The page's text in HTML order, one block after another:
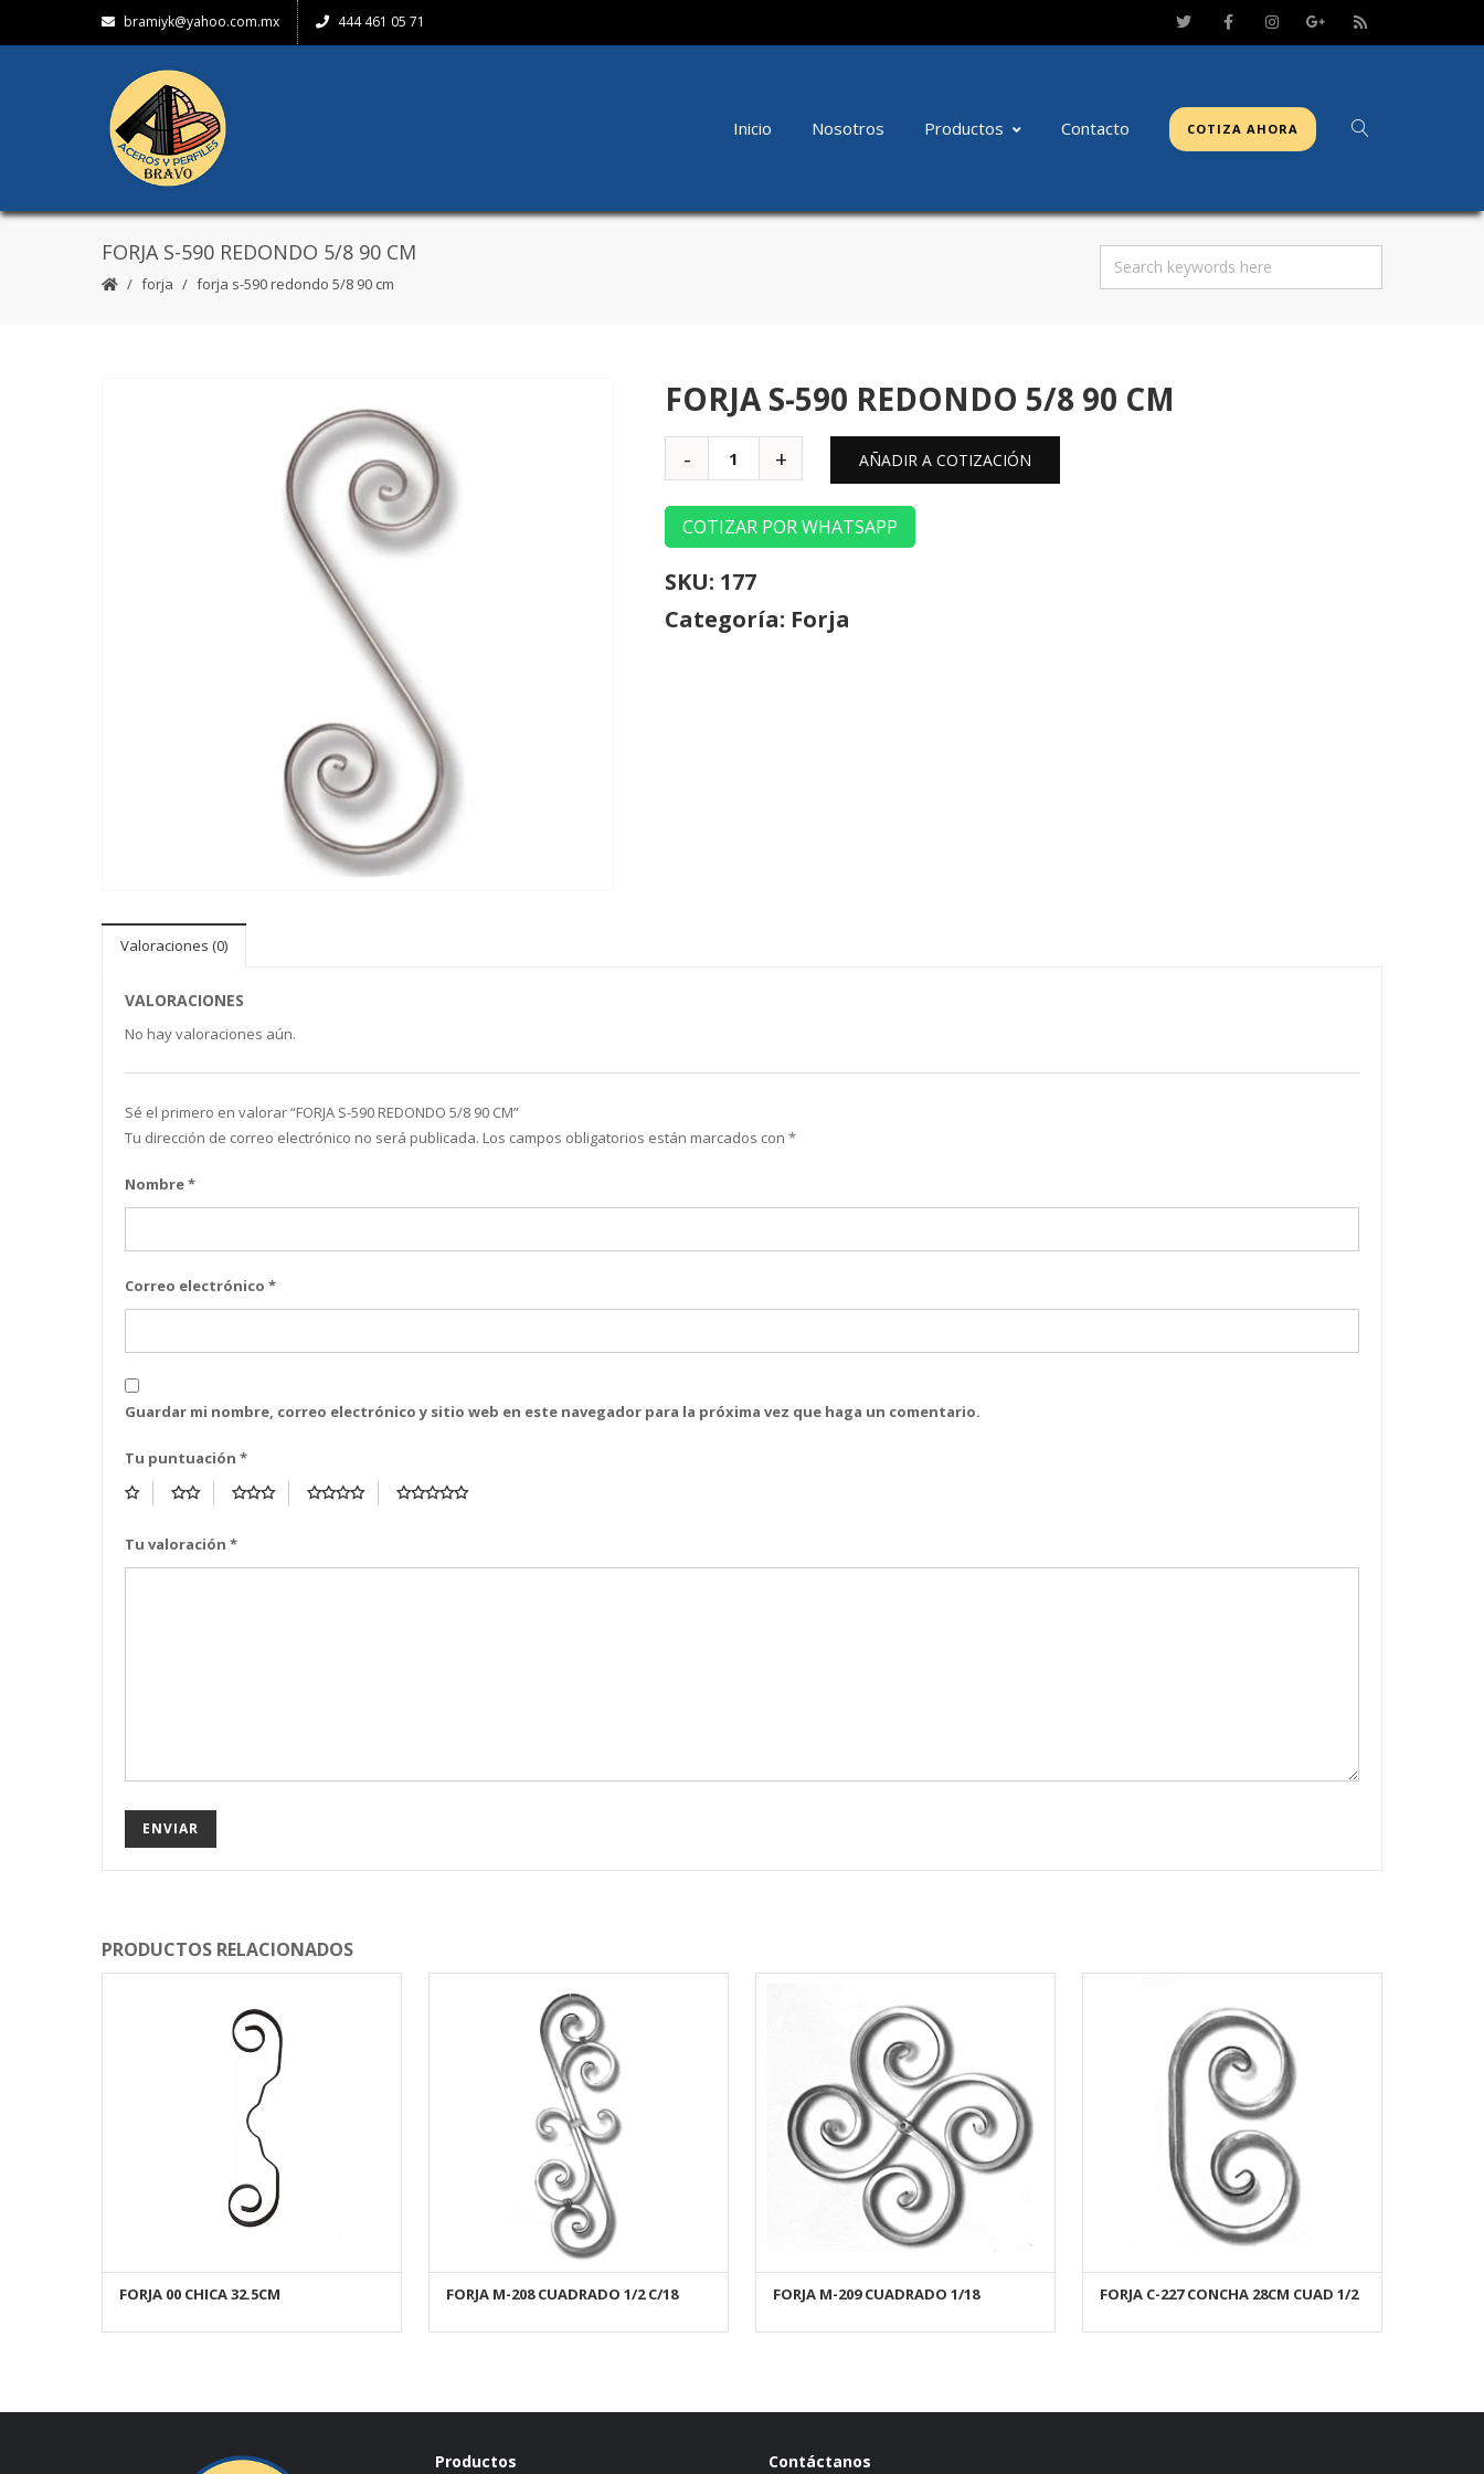
bramiyk@yahoo.com.mx 444 461 05 71
Inicio Nosotros Productos Contacto COTIZA AHORA
FORJA S-590 REDONDO 5/8 90 CM
forja forja s-590 redondo 5/8 90 cm
FORJA S-590 REDONDO 5/8 90 CM
AÑADIR A COTIZACIÓN
COTIZAR POR WHATSAPP
SKU: 177
Categoría: Forja
Valoraciones (0)
VALORACIONES
No hay valoraciones aún.
Sé el primero en valorar “FORJA S-590 REDONDO 5/8 90 CM”
Tu dirección de correo electrónico no será publicada. Los campos obligatorios están marcados con *
Nombre*
Correo electrónico *
Guardar mi nombre, correo electrónico y sitio web en este navegador para la próxima vez que haga un comentario.
Tu puntuación *
Tu valoración *
PRODUCTOS RELACIONADOS
AÑADIR AL CARRITO
FORJA 00 CHICA 32.5CM AÑADIR AL CARRITO
FORJA M-208 CUADRADO 1/2 C/18 AÑADIR AL CARRITO
FORJA M-209 CUADRADO 1/ 18 AÑADIR AL CARRITO
FORJA C-227 CONCHA 28CM CUAD 1/2
Productos Contáctanos